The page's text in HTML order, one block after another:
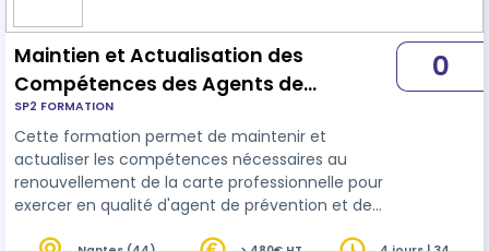
Maintien et Actualisation des
Compétences des Agents de
Prévention et de Sécurité - complet 34
heures
SP2 FORMATION
Cette formation permet de maintenir et
actualiser les compétences nécessaires au
renouvellement de la carte professionnelle pour
exercer en qualité d'agent de prévention et de
0